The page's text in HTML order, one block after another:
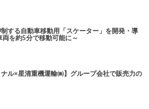
する自動車移動用「スケーター」を開発・導
を約5分で移動可能に～
ナル×星清重機運輸㈱】グループ会社で販売力の